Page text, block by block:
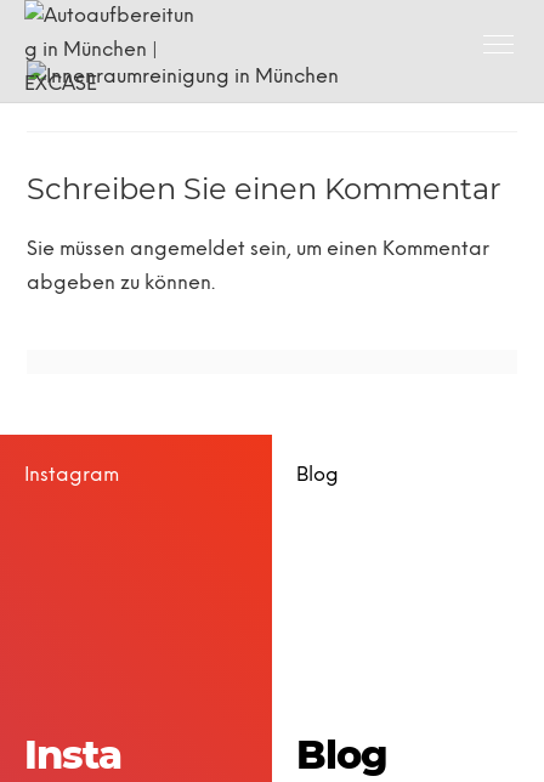
Schreiben Sie einen Kommentar
Sie müssen angemeldet sein, um einen Kommentar
abgeben zu können.
Instagram
Insta
Blog
Blog